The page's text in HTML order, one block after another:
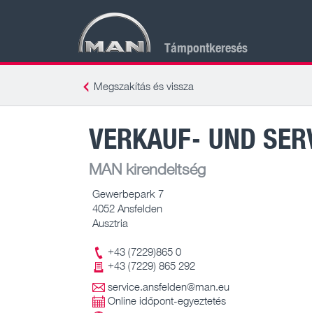
Támpontkeresés
Megszakítás és vissza
VERKAUF- UND
MAN kirendeltség
Gewerbepark 7
4052 Ansfelden
Ausztria
+43 (7229)865 0
+43 (7229) 865 292
service.ansfelden@man.eu
Online időpont-egyeztetés